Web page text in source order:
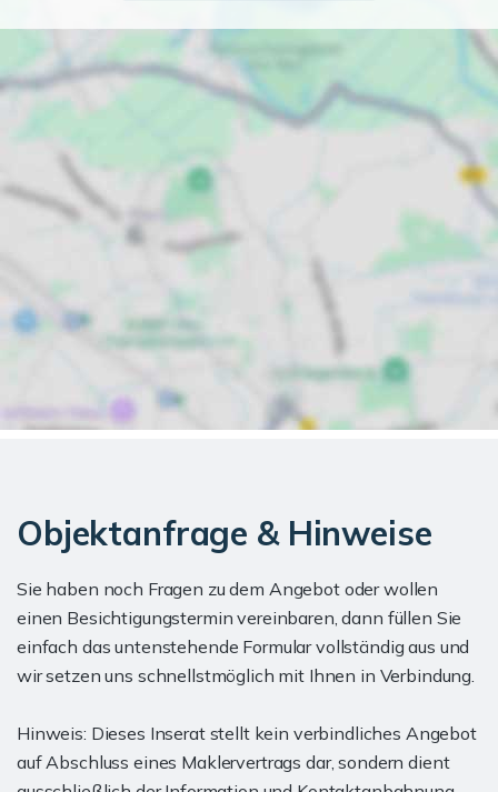
Objektanfrage & Hinweise
Sie haben noch Fragen zu dem Angebot oder wollen
einen Besichtigungstermin vereinbaren, dann füllen Sie
einfach das untenstehende Formular vollständig aus und
wir setzen uns schnellstmöglich mit Ihnen in Verbindung.
Hinweis: Dieses Inserat stellt kein verbindliches Angebot
auf Abschluss eines Maklervertrags dar, sondern dient